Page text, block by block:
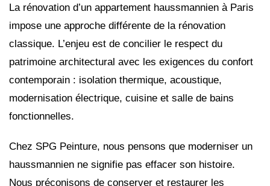
La rénovation d’un appartement haussmannien à Paris
impose une approche différente de la rénovation
classique. L’enjeu est de concilier le respect du
patrimoine architectural avec les exigences du confort
contemporain : isolation thermique, acoustique,
modernisation électrique, cuisine et salle de bains
fonctionnelles.
Chez SPG Peinture, nous pensons que moderniser un
haussmannien ne signifie pas effacer son histoire.
Nous préconisons de conserver et restaurer les